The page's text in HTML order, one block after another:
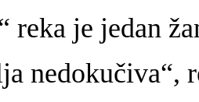
reka je jedan
nedokučiva“,